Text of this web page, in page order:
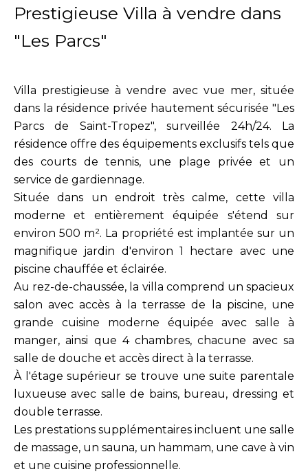
Prestigieuse Villa à vendre dans
"Les Parcs"
Villa prestigieuse à vendre avec vue mer, située
dans la résidence privée hautement sécurisée "Les
Parcs de Saint-Tropez", surveillée 24h/24. La
résidence offre des équipements exclusifs tels que
des courts de tennis, une plage privée et un
service de gardiennage.
Située dans un endroit très calme, cette villa
moderne et entièrement équipée s'étend sur
environ 500 m². La propriété est implantée sur un
magnifique jardin d'environ 1 hectare avec une
piscine chauffée et éclairée.
Au rez-de-chaussée, la villa comprend un spacieux
salon avec accès à la terrasse de la piscine, une
grande cuisine moderne équipée avec salle à
manger, ainsi que 4 chambres, chacune avec sa
salle de douche et accès direct à la terrasse.
À l'étage supérieur se trouve une suite parentale
luxueuse avec salle de bains, bureau, dressing et
double terrasse.
Les prestations supplémentaires incluent une salle
de massage, un sauna, un hammam, une cave à vin
et une cuisine professionnelle.